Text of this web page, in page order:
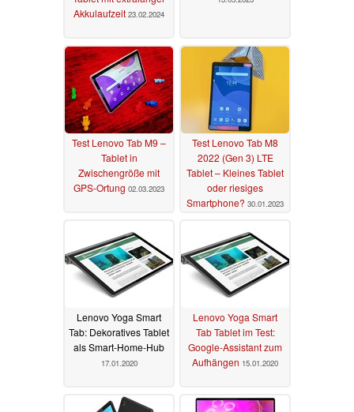
Akkulaufzeit 23.02.2024
Test Lenovo Tab M9 –
Tablet in
Zwischengröße mit
GPS-Ortung 02.03.2023
Test Lenovo Tab M8
2022 (Gen 3) LTE
Tablet – Kleines Tablet
oder riesiges
Smartphone? 30.01.2023
Lenovo Yoga Smart
Tab: Dekoratives Tablet
als Smart-Home-Hub
17.01.2020
Lenovo Yoga Smart
Tab Tablet im Test:
Google-Assistant zum
Aufhängen 15.01.2020